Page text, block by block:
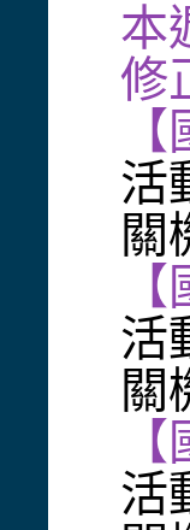
本
修
活
關
活
關
活